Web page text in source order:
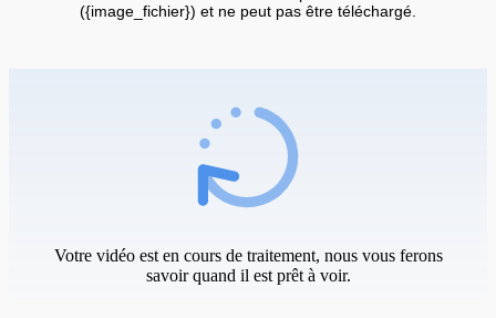
({image_fichier}) et ne peut pas être téléchargé.
Votre vidéo est en cours de traitement, nous vous ferons
savoir quand il est prêt à voir.